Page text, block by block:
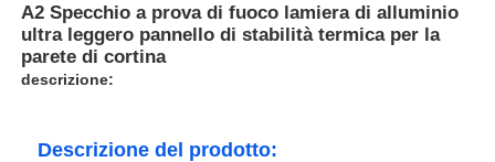
A2 Specchio a prova di fuoco lamiera di alluminio
ultra leggero pannello di stabilità termica per la
parete di cortina
descrizione:
Descrizione del prodotto: